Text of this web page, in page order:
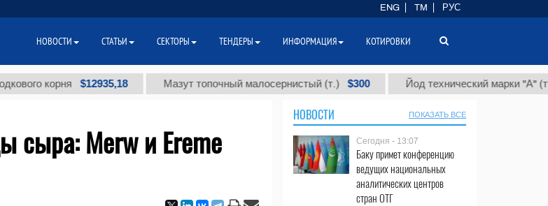
корня $12935,18 Мазут топочный малосернистый (т.) $300 Йод технический марки "А" (т.) $86
сыра: Merw и Ereme
НОВОСТИ ПОКАЗАТЬ ВСЕ
Сегодня - 13:07
Баку примет конференцию
ведущих национальных
аналитических центров
стран ОТГ
ENG TM РУС
НОВОСТИ СТАТЬИ СЕКТОРЫ ТЕНДЕРЫ ИНФОРМАЦИЯ КОТИРОВКИ